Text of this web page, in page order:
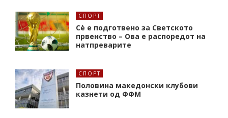
СПОРТ
Сè е подготвено за Светското
првенство – Ова е распоредот на
натпреварите
СПОРТ
Половина македонски клубови
казнети од ФФМ